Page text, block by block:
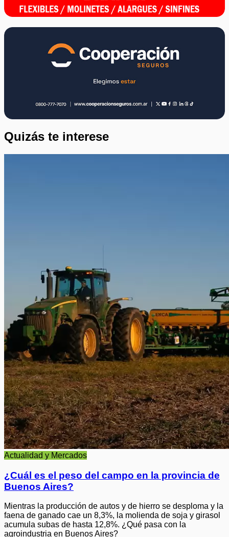
Quizás te interese
Actualidad y Mercados
¿Cuál es el peso del campo en la provincia de
Buenos Aires?
Mientras la producción de autos y de hierro se desploma y la
faena de ganado cae un 8,3%, la molienda de soja y girasol
acumula subas de hasta 12,8%. ¿Qué pasa con la
agroindustria en Buenos Aires?